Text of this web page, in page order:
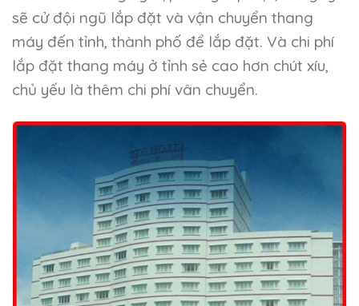
sẽ cử đội ngũ lắp đặt và vận chuyển thang
máy đến tỉnh, thành phố để lắp đặt. Và chi phí
lắp đặt thang máy ở tỉnh sẻ cao hơn chút xíu,
chủ yếu là thêm chi phí vân chuyển.